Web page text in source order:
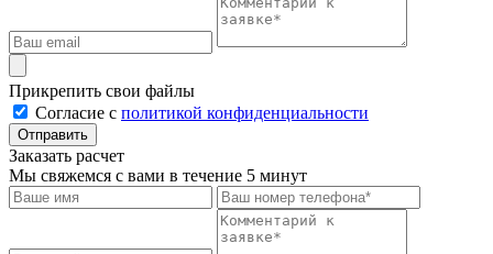
Прикрепить свои файлы
Cогласие с политикой конфиденциальности
Отправить
Заказать расчет
Мы свяжемся с вами в течение 5 минут